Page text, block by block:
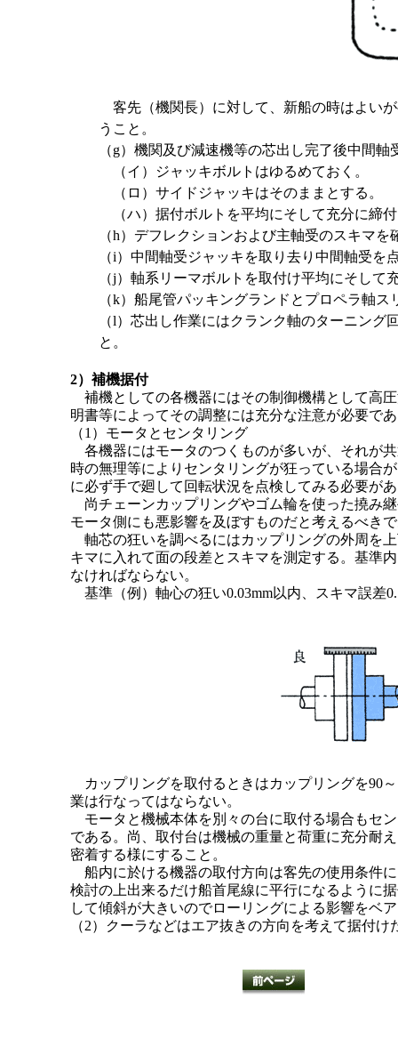
客先（機関長）に対して、新船の時はよい
うこと。
（g）機関及び減速機等の芯出し完了後中間
（イ）ジャッキボルトはゆるめておく。
（ロ）サイドジャッキはそのままとする。
（ハ）据付ボルトを平均にそして充分に締
（h）デフレクションおよび主軸受のスキマを
（i）中間軸受ジャッキを取り去り中間軸受を
（j）軸系リーマボルトを取付け平均にそして
（k）船尾管パッキングランドとプロペラ軸
（l）芯出し作業にはクランク軸のターニン
と。
2）補機据付
補機としての各機器にはその制御機構として高
明書等によってその調整には充分な注意が必要で
（1）モータとセンタリング
各機器にはモータのつくものが多いが、それが
時の無理等によりセンタリングが狂っている場合
に必ず手で廻して回転状況を点検してみる必要が
尚チェーンカップリングやゴム輪を使った撓み
モータ側にも悪影響を及ぼすものだと考えるべき
軸芯の狂いを調べるにはカップリングの外周を
キマに入れて面の段差とスキマを測定する。基準
なければならない。
基準（例）軸心の狂い0.03mm以内、スキマ誤差
カップリングを取付るときはカップリングを90
業は行なってはならない。
モータと機械本体を別々の台に取付る場合もセ
である。尚、取付台は機械の重量と荷重に充分耐
密着する様にすること。
船内に於ける機器の取付方向は客先の使用条件
検討の上出来るだけ船首尾線に平行になるように
して傾斜が大きいのでローリングによる影響をベ
（2）クーラなどはエア抜きの方向を考えて据付け